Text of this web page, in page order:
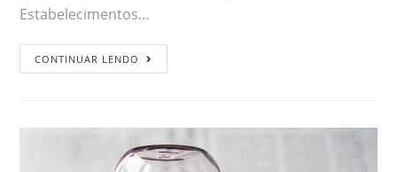
Estabelecimentos…
CONTINUAR LENDO